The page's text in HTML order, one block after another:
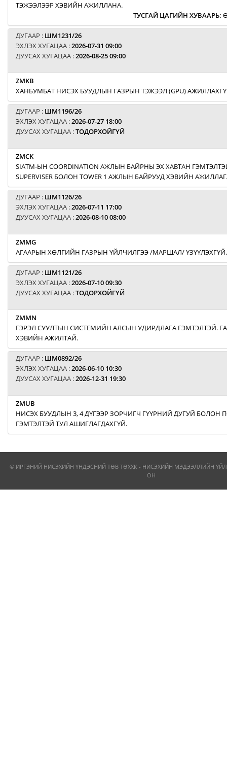
ТЭЖЭЭЛЭЭР ХЭВИЙН АЖИЛЛАНА.
ТУСГАЙ ЦАГИЙН ХУВААРЬ:
ДУГААР : ШМ1231/26
ЭХЛЭХ ХУГАЦАА :2026-07-31 09:00
ДУУСАХ ХУГАЦАА :2026-08-25 09:00
ZMKB
ХАНБУМБАТ НИСЭХ БУУДЛЫН ГАЗРЫН ТЭЖЭЭЛ (GPU)
ДУГААР : ШМ1196/26
ЭХЛЭХ ХУГАЦАА :2026-07-27 18:00
ДУУСАХ ХУГАЦАА :ТОДОРХОЙГҮЙ
ZMCK
SIATM-ЫН COORDINATION АЖЛЫН БАЙРНЫ ЭХ ХАВТАН
SUPERVISER БОЛОН TOWER 1 АЖЛЫН БАЙРУУД ХЭВИЙН
ДУГААР : ШМ1126/26
ЭХЛЭХ ХУГАЦАА :2026-07-11 17:00
ДУУСАХ ХУГАЦАА :2026-08-10 08:00
ZMMG
АГААРЫН ХӨЛГИЙН ГАЗРЫН ҮЙЛЧИЛГЭЭ /МАРШАЛ/ ҮЗҮҮЛЭХГҮЙ.
ДУГААР : ШМ1121/26
ЭХЛЭХ ХУГАЦАА :2026-07-10 09:30
ДУУСАХ ХУГАЦАА :ТОДОРХОЙГҮЙ
ZMMN
ГЭРЭЛ СУУЛТЫН СИСТЕМИЙН АЛСЫН УДИРДЛАГА ГЭМТЭЛТЭЙ.
ХЭВИЙН АЖИЛТАЙ.
ДУГААР : ШМ0892/26
ЭХЛЭХ ХУГАЦАА :2026-06-10 10:30
ДУУСАХ ХУГАЦАА :2026-12-31 19:30
ZMUB
НИСЭХ БУУДЛЫН 3, 4 ДҮГЭЭР ЗОРЧИГЧ ГҮҮРНИЙ ДУГУЙ БОЛОН
ГЭМТЭЛТЭЙ ТУЛ АШИГЛАГДАХГҮЙ.
© ИРГЭНИЙ НИСЭХИЙН ҮНДЭСНИЙ ТӨВ ТӨХХК - НИСЭХИЙН МЭДЭЭЛЛИЙН
ОН